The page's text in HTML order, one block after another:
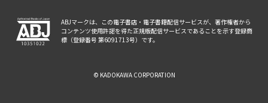
ABJマークは、この電子書店・電子書籍配信サービスが、著作権者から
コンテンツ使用許諾を得た正規版配信サービスであることを示す登録商
標（登録番号 第6091713号）です。
© KADOKAWA CORPORATION